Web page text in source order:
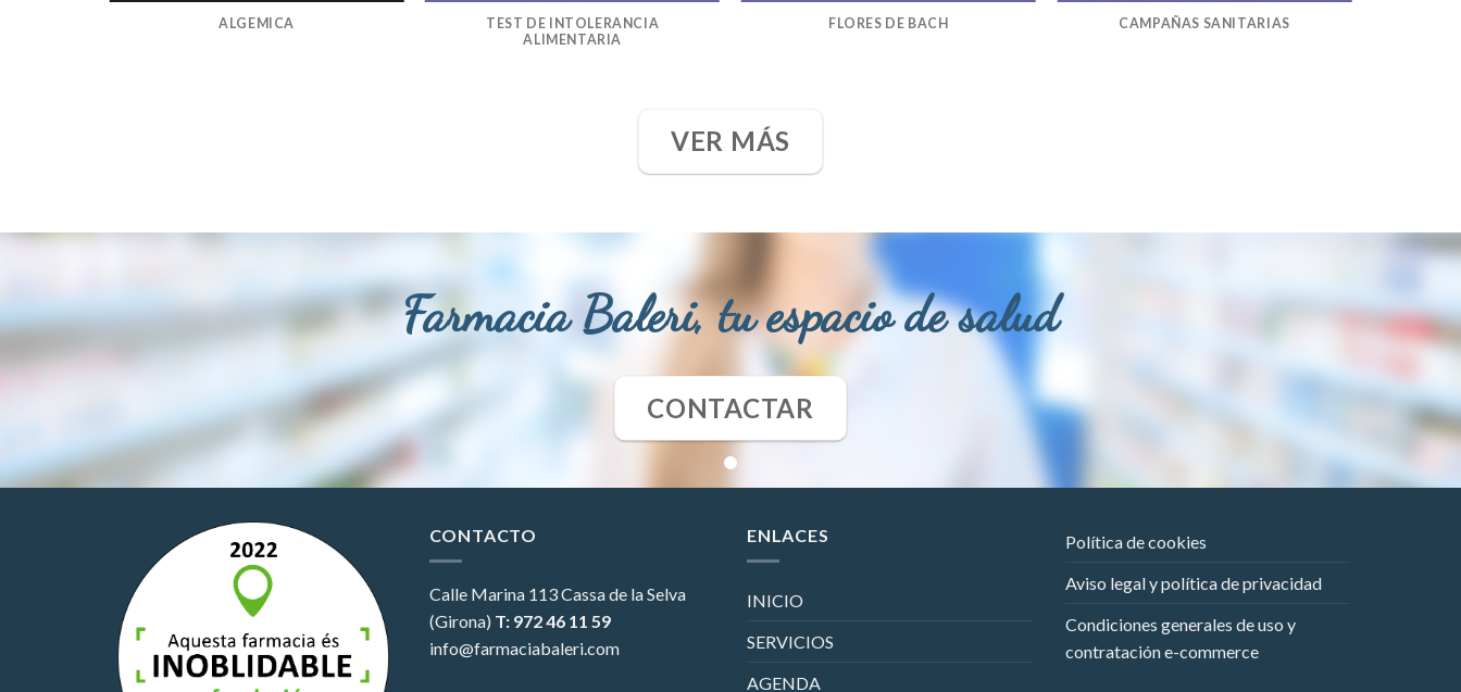
ALGEMICA
TEST DE INTOLERANCIA
ALIMENTARIA
FLORES DE BACH CAMPAÑAS SANITARIAS
VER MÁS
Farmacia Baleri, tu espacio de salud
CONTACTAR
CONTACTO
Calle Marina 113Cassa de la Selva
(Girona) T: 972 46 11 59
info@farmaciabaleri.com
ENLACES
INICIO
SERVICIOS
AGENDA
Política de cookies
Aviso legal y política de privacidad
Condiciones generales de uso y
contratación e-commerce